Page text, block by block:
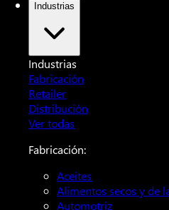
Industrias
Industrias
Fabricación
Retailer
Distribución
Ver todas
Fabricación:
Aceites
Alimentos secos y de
Automotriz